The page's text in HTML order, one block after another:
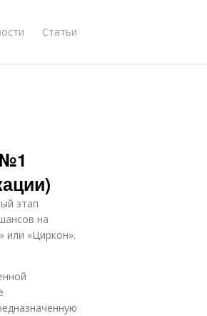
Статьи
этап
на
или «Циркон».